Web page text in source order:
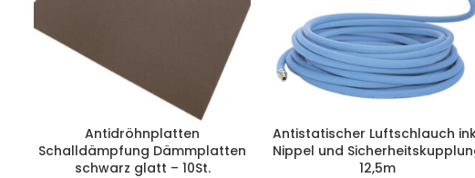
Antidröhnplatten
Schalldämpfung Dämmplatten
schwarz glatt – 10St.
Antistatischer Luftschlauch
Nippel und
12,5m